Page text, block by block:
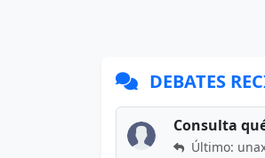
DEBATES
Consulta
Último: